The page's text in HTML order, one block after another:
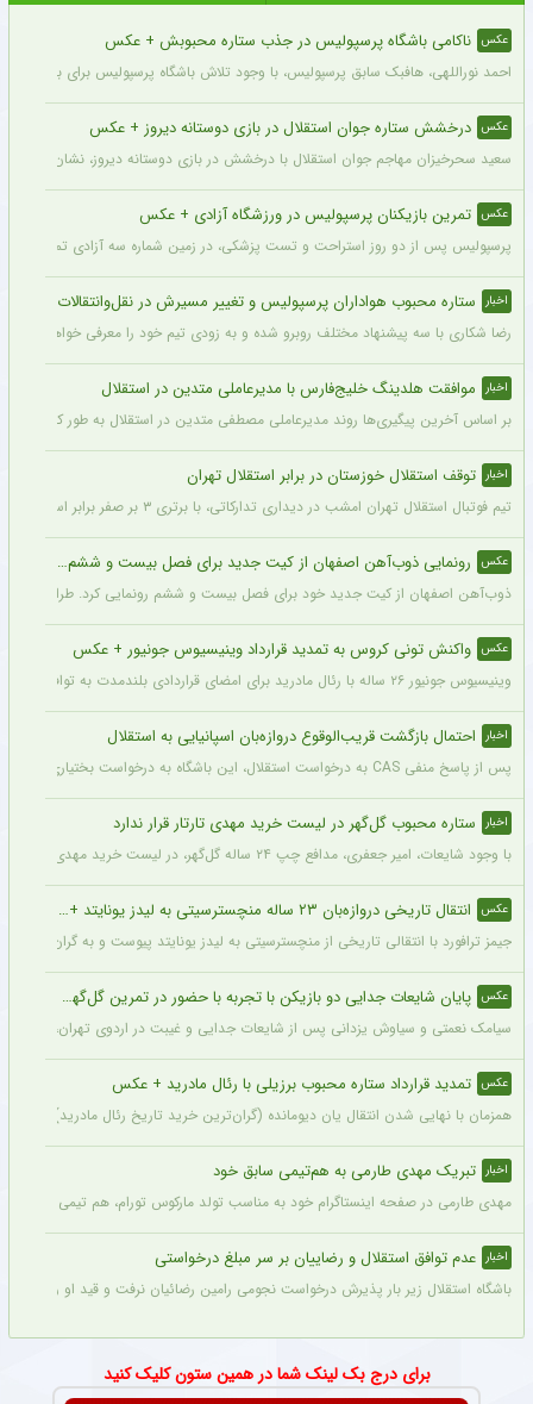
عکس ناکامی باشگاه پرسپولیس در جذب ستاره محبوبش + عکس
احمد نوراللهی، هافبک سابق پرسپولیس، با وجود تلاش باشگاه پرسپولیس برای بازگشت
عکس درخشش ستاره جوان استقلال در بازی دوستانه دیروز + عکس
سعید سحرخیزان مهاجم جوان استقلال با درخشش در بازی دوستانه دیروز، نشان داد
عکس تمرین بازیکنان پرسپولیس در ورزشگاه آزادی + عکس
پرسپولیس پس از دو روز استراحت و تست پزشکی، در زمین شماره سه آزادی تمرین کرد.
اخبار ستاره محبوب هواداران پرسپولیس و تغییر مسیرش در نقل‌وانتقالات
رضا شکاری با سه پیشنهاد مختلف روبرو شده و به زودی تیم خود را معرفی خواهد کرد.
اخبار موافقت هلدینگ خلیج‌فارس با مدیرعاملی متدین در استقلال
بر اساس آخرین پیگیری‌ها روند مدیرعاملی مصطفی متدین در استقلال به طور کامل
اخبار توقف استقلال خوزستان در برابر استقلال تهران
تیم فوتبال استقلال تهران امشب در دیداری تدارکاتی، با برتری ۳ بر صفر برابر استقلال خوزستان، با دبل سعید سحرخیزان و گل یاسر آسانی پیروز شد.
عکس رونمایی ذوب‌آهن اصفهان از کیت جدید برای فصل بیست و ششم + عکس
ذوب‌آهن اصفهان از کیت جدید خود برای فصل بیست و ششم رونمایی کرد. طراحی
عکس واکنش تونی کروس به تمدید قرارداد وینیسیوس جونیور + عکس
وینیسیوس جونیور ۲۶ ساله با رئال مادرید برای امضای قراردادی بلندمدت به توافق رسید که او را تا سال ۲۰۳۲ در سانتیاگو برنابئو نگه خواهد داشت و به شایعات درباره احتمال جدایی‌اش از این باشگاه پایان می‌دهد.
اخبار احتمال بازگشت قریب‌الوقوع دروازه‌بان اسپانیایی به استقلال
پس از پاسخ منفی CAS به درخواست استقلال، این باشگاه به درخواست بختیاری‌زاده قصد دارد قرارداد آنتونیو آدان، دروازه‌بان اسپانیایی فصل گذشته، را تمدید کند.
اخبار ستاره محبوب گل‌گهر در لیست خرید مهدی تارتار قرار ندارد
با وجود شایعات، امیر جعفری، مدافع چپ ۲۴ ساله گل‌گهر، در لیست خرید مهدی تارتار قرار ندارد.
عکس انتقال تاریخی دروازه‌بان ۲۳ ساله منچسترسیتی به لیدز یونایتد + عکس
جیمز ترافورد با انتقالی تاریخی از منچسترسیتی به لیدز یونایتد پیوست و به گران‌ترین
عکس پایان شایعات جدایی دو بازیکن با تجربه با حضور در تمرین گل‌گهر + عکس
سیامک نعمتی و سیاوش یزدانی پس از شایعات جدایی و غیبت در اردوی تهران، دیروز
عکس تمدید قرارداد ستاره محبوب برزیلی با رئال مادرید + عکس
همزمان با نهایی شدن انتقال یان دیومانده (گران‌ترین خرید تاریخ رئال مادرید)، تمدید قرارداد
اخبار تبریک مهدی طارمی به هم‌تیمی سابق خود
مهدی طارمی در صفحه اینستاگرام خود به مناسب تولد مارکوس تورام، هم تیمی سابق
اخبار عدم توافق استقلال و رضاییان بر سر مبلغ درخواستی
باشگاه استقلال زیر بار پذیرش درخواست نجومی رامین رضائیان نرفت و قید او را زد تا
برای درج بک لینک شما در همین ستون کلیک کنید